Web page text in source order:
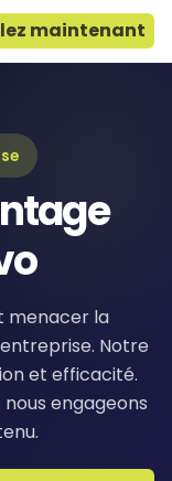
maintenant
menacer la
Notre
et efficacité.
engageons